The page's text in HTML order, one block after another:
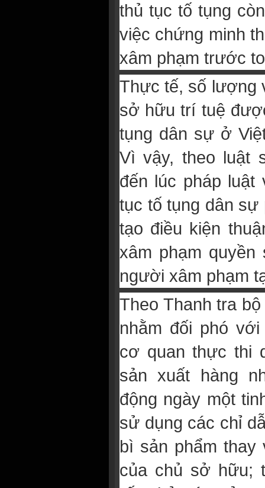
thủ tục tố tụng
việc chứng minh
xâm phạm trước
Thực tế, số lượng
sở hữu trí tuệ
tụng dân sự ở
Vì vậy, theo luật
đến lúc pháp
tục tố tụng dân
tạo điều kiện
xâm phạm
người xâm phạm
Theo Thanh tra
nhằm đối phó
cơ quan thực thi
sản xuất hàng
động ngày một
sử dụng các chỉ
bì sản phẩm thay
của chủ sở hữu;